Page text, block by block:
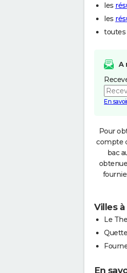
les
les
toutes
A
En
Pour
compte
bac
Villes
Le
En